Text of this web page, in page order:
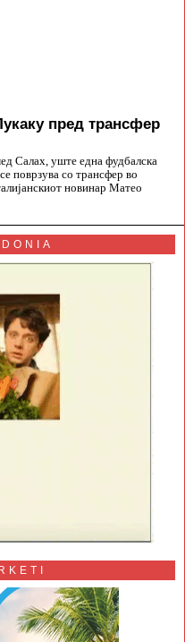
пред трансфер
уште една фудбалска
поврзува со трансфер во
новинар Матео